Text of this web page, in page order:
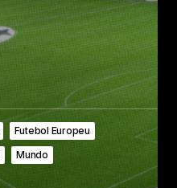
Futebol Europeu
Mundo